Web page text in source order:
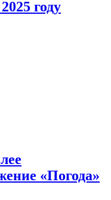
году
«Погода»